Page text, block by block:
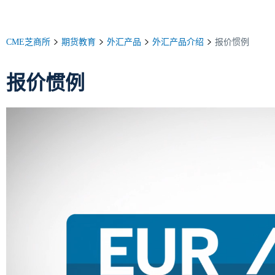
CME芝商所 期货教育 外汇产品 外汇产品介绍 报价惯例
报价惯例